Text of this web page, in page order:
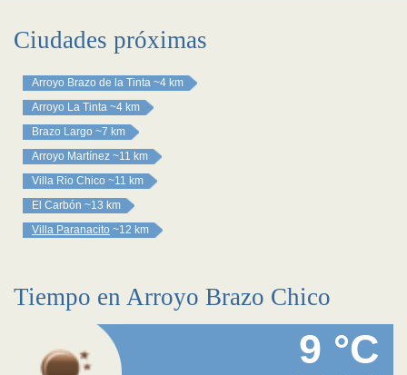
Ciudades próximas
Arroyo Brazo de la Tinta ~4 km
Arroyo La Tinta ~4 km
Brazo Largo ~7 km
Arroyo Martínez ~11 km
Villa Rio Chico ~11 km
El Carbón ~13 km
Villa Paranacito ~12 km
Tiempo en Arroyo Brazo Chico
9 °C